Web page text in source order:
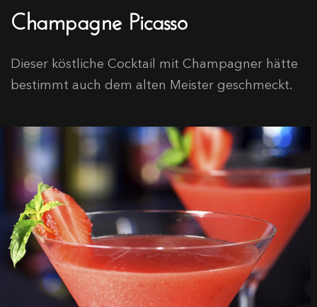
Champagne Picasso
Dieser köstliche Cocktail mit Champagner hätte
bestimmt auch dem alten Meister geschmeckt.